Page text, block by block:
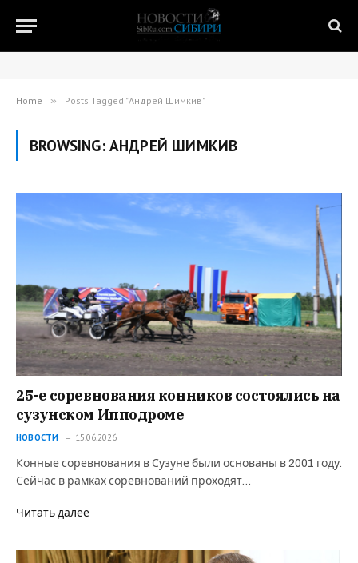
Home » Posts Tagged "Андрей Шимкив"
BROWSING: АНДРЕЙ ШИМКИВ
25-е соревнования конников состоялись на
сузунском Ипподроме
НОВОСТИ 15.06.2026
Конные соревнования в Сузуне были основаны в 2001 году.
Сейчас в рамках соревнований проходят…
Читать далее